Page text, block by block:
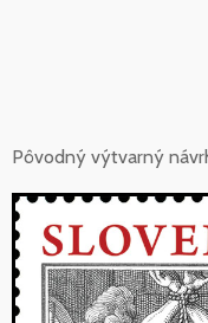
Pôvodný výtvarný